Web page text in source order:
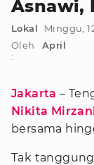
Asnawi,
Lokal
Minggu,
Oleh
:
April
Jakarta –
Nikita
bersama
Tak